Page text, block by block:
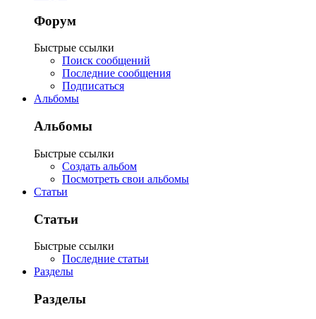
Форум
Быстрые ссылки
Поиск сообщений
Последние сообщения
Подписаться
Альбомы
Альбомы
Быстрые ссылки
Создать альбом
Посмотреть свои альбомы
Статьи
Статьи
Быстрые ссылки
Последние статьи
Разделы
Разделы